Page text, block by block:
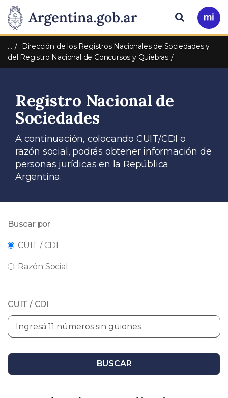
Presidencia
de
la
Nación
Pasar al contenido principal
Ir
a
Buscar
…
Dirección de los Registros Nacionales de Sociedades y
del Registro Nacional de Concursos y Quiebras
Registro Nacional de
Sociedades
A continuación, colocando CUIT/CDI o
razón social, podrás obtener información de
personas jurídicas en la República
Argentina.
Buscar por
CUIT / CDI
Razón Social
CUIT / CDI
BUSCAR